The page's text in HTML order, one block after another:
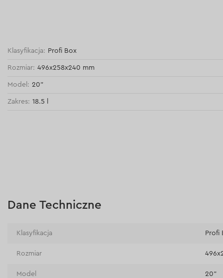
Klasyfikacja: Profi Box
Rozmiar: 496x258x240 mm
Model: 20"
Zakres: 18.5 l
Dane Techniczne
Klasyfikacja Profi
Rozmiar
Model 20"